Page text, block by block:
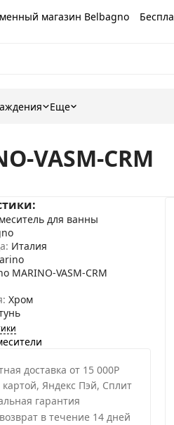
магазин Belbagno
Еще
VASM-CRM
для ванны
Италия
MARINO-VASM-CRM
Хром
доставка от 15 000Р
Яндекс Пэй, Сплит
гарантия
в течение 14 дней